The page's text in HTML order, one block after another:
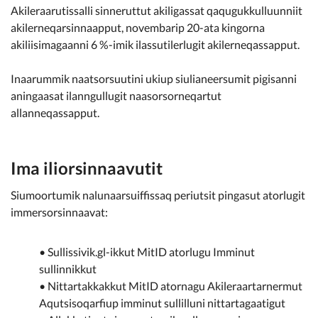
Akileraarutissalli sinneruttut akiligassat qaqugukkulluunniit
akilerneqarsinnaapput, novembarip 20-ata kingorna
akiliisimagaanni 6 %-imik ilassutilerlugit akilerneqassapput.
Inaarummik naatsorsuutini ukiup siulianeersumit pigisanni
aningaasat ilanngullugit naasorsorneqartut
allanneqassapput.
Ima iliorsinnaavutit
Siumoortumik nalunaarsuiffissaq periutsit pingasut atorlugit
immersorsinnaavat:
• Sullissivik.gl-ikkut MitID atorlugu Imminut
sullinnikkut
• Nittartakkakkut MitID atornagu Akileraartarnermut
Aqutsisoqarfiup imminut sullilluni nittartagaatigut